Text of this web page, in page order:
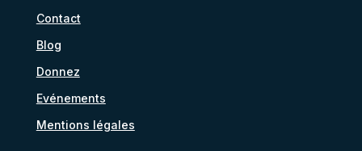
Contact
Blog
Donnez
Evénements
Mentions légales